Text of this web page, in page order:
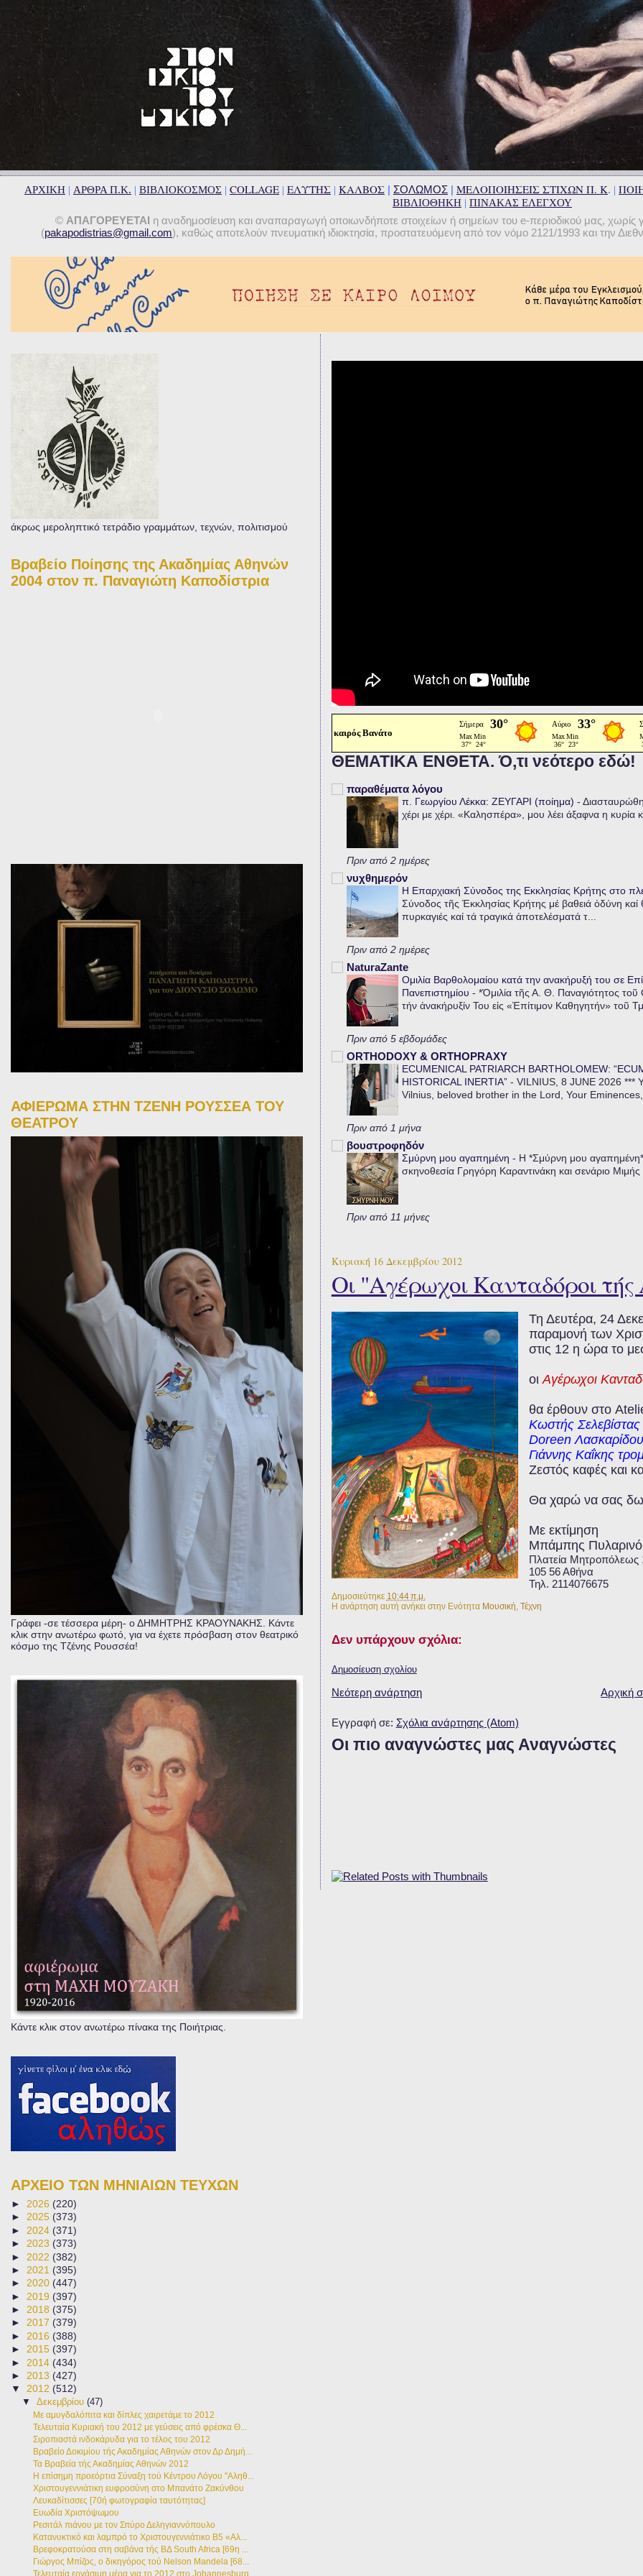
ΑΡΧΙΚΗ | ΑΡΘΡΑ Π.Κ. | ΒΙΒΛΙΟΚΟΣΜΟΣ | COLLAGE | ΕΛΥΤΗΣ | ΚΑΛΒΟΣ | ΣΟΛΩΜΟΣ | ΜΕΛΟΠΟΙΗΣΕΙΣ ΣΤΙΧΩΝ Π. Κ. |
ΒΙΒΛΙΟΘΗΚΗ | ΠΙΝΑΚΑΣ ΕΛΕΓΧΟΥ
© ΑΠΑΓΟΡΕΥΕΤΑΙ η αναδημοσίευση και αναπαραγωγή οποιωνδήποτε στοιχείων ή σημείων του e-περιοδικού μας,
(pakapodistrias@gmail.com), καθώς αποτελούν πνευματική ιδιοκτησία, προστατευόμενη από τον νόμο 2121/1993 και την
καιρός Βανάτο
ΘΕΜΑΤΙΚΑ ΕΝΘΕΤΑ. Ό,τι νεότερο εδώ!
παραθέματα λόγου
π. Γεωργίου Λέκκα: ΖΕΥΓΑΡΙ (ποίημα) -
χέρι με χέρι. «Καλησπέρα», μου λέει άξαφνα η κυρία
Πριν από 2 ημέρες
νυχθημερόν
Η Επαρχιακή Σύνοδος της Εκκλησίας Κρήτης στο
Σύνοδος τῆς Ἐκκλησίας Κρήτης μέ βαθειά ὀδύνη καί
πυρκαγιές καί τά τραγικά ἀποτελέσματά τ...
Πριν από 2 ημέρες
NaturaZante
Ομιλία Βαρθολομαίου κατά την ανακήρυξή του σε
Πανεπιστημίου - *Ὁμιλία τῆς Α. Θ. Παναγιότητος
τήν ἀνακήρυξίν Του εἰς «Ἐπίτιμον Καθηγητήν» τοῦ
Πριν από 5 εβδομάδες
ORTHODOXY & ORTHOPRAXY
ECUMENICAL PATRIARCH BARTHOLOMEW:
HISTORICAL INERTIA” - VILNIUS, 8 JUNE 2026 ***
Vilnius, beloved brother in the Lord, Your
Πριν από 1 μήνα
βουστροφηδόν
Σμύρνη μου αγαπημένη - Η *Σμύρνη μου αγαπημένη*
σκηνοθεσία Γρηγόρη Καραντινάκη και σενάριο Μιμής
Πριν από 11 μήνες
Κυριακή 16 Δεκεμβρίου 2012
Οι "Αγέρωχοι Κανταδόροι
Τη Δευτέρα, 24
παραμονή των
στις 12 η ώρα το
οι Αγέρωχοι
θα έρθουν στο
Κωστής Σελεβίστας
Doreen Λασκαρίδου
Γιάννης Καΐκης
Ζεστός καφές και
Θα χαρώ να σας
Με εκτίμηση
Μπάμπης
Πλατεία Μητροπόλεως
105 56 Αθήνα
Τηλ. 2114076675
Δημοσιεύτηκε 10:44 π.μ.
Η ανάρτηση αυτή ανήκει στην Ενότητα Μουσική Τέχνη
Δεν υπάρχουν σχόλια:
Δημοσίευση σχολίου
Νεότερη ανάρτηση Αρχική
Εγγραφή σε: Σχόλια ανάρτησης (Atom)
Οι πιο αναγνώστες μας Αναγνώστες
άκρως μεροληπτικό τετράδιο γραμμάτων, τεχνών, πολιτισμού
Βραβείο Ποίησης της Ακαδημίας Αθηνών
2004 στον π. Παναγιώτη Καποδίστρια
ΑΦΙΕΡΩΜΑ ΣΤΗΝ ΤΖΕΝΗ ΡΟΥΣΣΕΑ ΤΟΥ
ΘΕΑΤΡΟΥ
Γράφει -σε τέσσερα μέρη- ο ΔΗΜΗΤΡΗΣ ΚΡΑΟΥΝΑΚΗΣ. Κάντε
κλικ στην ανωτέρω φωτό, για να έχετε πρόσβαση στον θεατρικό
κόσμο της Τζένης Ρουσσέα!
Κάντε κλικ στον ανωτέρω πίνακα της Ποιήτριας.
ΑΡΧΕΙΟ ΤΩΝ ΜΗΝΙΑΙΩΝ ΤΕΥΧΩΝ
► 2026 (220)
► 2025 (373)
► 2024 (371)
► 2023 (373)
► 2022 (382)
► 2021 (395)
► 2020 (447)
► 2019 (397)
► 2018 (375)
► 2017 (379)
► 2016 (388)
► 2015 (397)
► 2014 (434)
► 2013 (427)
▼ 2012 (512)
▼Δεκεμβρίου(47)
Με αμυγδαλόπιτα και δίπλες χαιρετάμε το 2012
Τελευταία Κυριακή του 2012 με γεύσεις από φρέσκα Θ...
Σιροπιαστά ινδοκάρυδα για το τέλος του 2012
Βραβείο Δοκιμίου τής Ακαδημίας Αθηνών στον Δρ Δημή...
Τα Βραβεία τής Ακαδημίας Αθηνών 2012
Η επίσημη προεόρτια Σύναξη τού Κέντρου Λόγου "Αληθ...
Χριστουγεννιάτικη ευφροσύνη στο Μπανάτο Ζακύνθου
Λευκαδίτισσες [70ή φωτογραφία ταυτότητας]
Ευωδία Χριστόψωμου
Ρεσιτάλ πιάνου με τον Σπύρο Δεληγιαννόπουλο
Κατανυκτικό και λαμπρό το Χριστουγεννιάτικο Β5 «Αλ...
Βρεφοκρατούσα στη σαβάνα τής ΒΔ South Africa [69η ...
Γιώργος Μπίζος, ο δικηγόρος τoύ Nelson Mandela [68...
Τελευταία εργάσιμη μέρα για το 2012 στο Johannesburg